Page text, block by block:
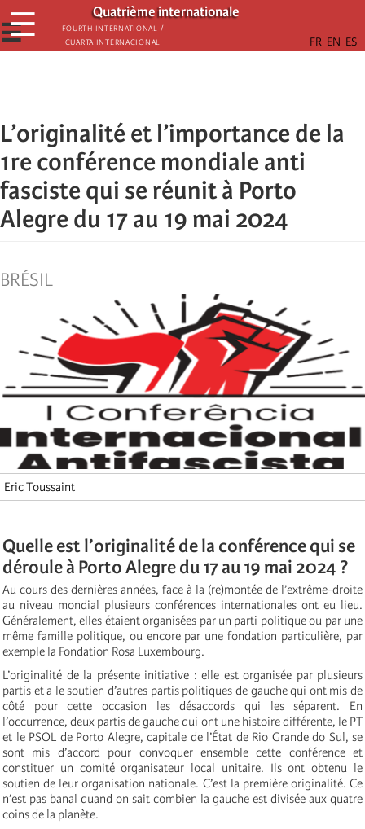
Skip
to
main
Quatrième internationale
Fourth International /
Cuarta Internacional
☰
☰
L’originalité et l’importance de la
1re conférence mondiale anti
fasciste qui se réunit à Porto
Alegre du 17 au 19 mai 2024
BRÉSIL
Eric Toussaint
Quelle est l’originalité de la conférence qui se
déroule à Porto Alegre du 17 au 19 mai 2024 ?
Au cours des dernières années, face à la (re)montée de l’extrême-droite
au niveau mondial plusieurs conférences internationales ont eu lieu.
Généralement, elles étaient organisées par un parti politique ou par une
même famille politique, ou encore par une fondation particulière, par
exemple la Fondation Rosa Luxembourg.
L’originalité de la présente initiative : elle est organisée par plusieurs
partis et a le soutien d’autres partis politiques de gauche qui ont mis de
côté pour cette occasion les désaccords qui les séparent. En
l’occurrence, deux partis de gauche qui ont une histoire différente, le PT
et le PSOL de Porto Alegre, capitale de l’État de Rio Grande do Sul, se
sont mis d’accord pour convoquer ensemble cette conférence et
constituer un comité organisateur local unitaire. Ils ont obtenu le
soutien de leur organisation nationale. C’est la première originalité. Ce
n’est pas banal quand on sait combien la gauche est divisée aux quatre
coins de la planète.